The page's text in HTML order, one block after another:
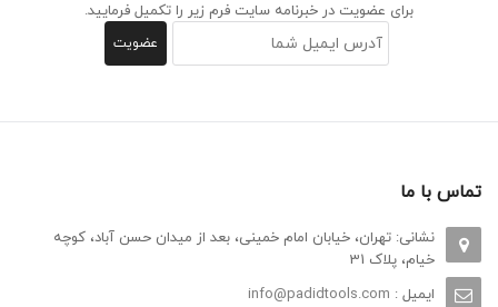
برای عضویت در خبرنامه سایت فرم زیر را تکمیل فرمایید.
تماس با ما
نشانی: تهران، خیابان امام خمینی، بعد از میدان حسن آباد، کوچه
خیام، پلاک 31
ایمیل : info@padidtools.com